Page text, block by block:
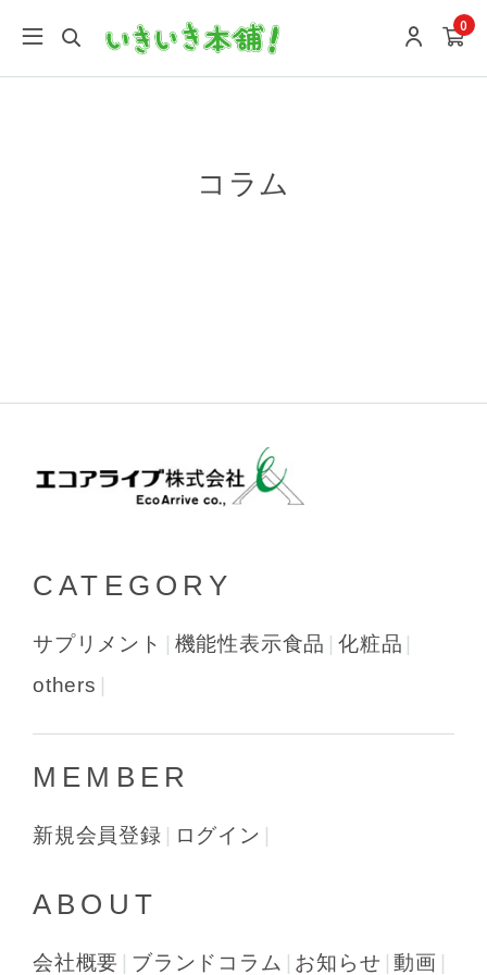
0
コラム
CATEGORY
サプリメント 機能性表示食品
化粧品
others
MEMBER
新規会員登録 ログイン
ABOUT
会社概要 ブランドコラム お知らせ 動画